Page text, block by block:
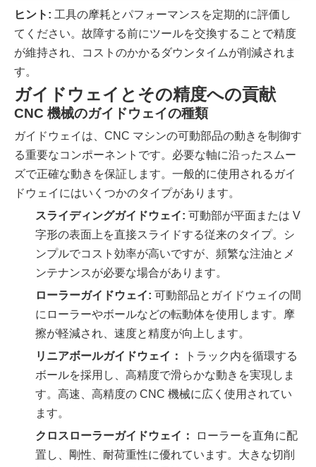
ヒント: 工具の摩耗とパフォーマンスを定期的に評価し
てください。故障する前にツールを交換することで精度
が維持され、コストのかかるダウンタイムが削減されま
す。
ガイドウェイとその精度への貢献
CNC 機械のガイドウェイの種類
ガイドウェイは、CNC マシンの可動部品の動きを制御す
る重要なコンポーネントです。必要な軸に沿ったスムー
ズで正確な動きを保証します。一般的に使用されるガイ
ドウェイにはいくつかのタイプがあります。
スライディングガイドウェイ: 可動部が平面または V
字形の表面上を直接スライドする従来のタイプ。シ
ンプルでコスト効率が高いですが、頻繁な注油とメ
ンテナンスが必要な場合があります。
ローラーガイドウェイ: 可動部品とガイドウェイの間
にローラーやボールなどの転動体を使用します。摩
擦が軽減され、速度と精度が向上します。
リニアボールガイドウェイ：
トラック内を循環する
ボールを採用し、高精度で滑らかな動きを実現しま
す。高速、高精度の CNC 機械に広く使用されてい
ます。
クロスローラーガイドウェイ：
ローラーを直角に配
置し、剛性、耐荷重性に優れています。大きな切削